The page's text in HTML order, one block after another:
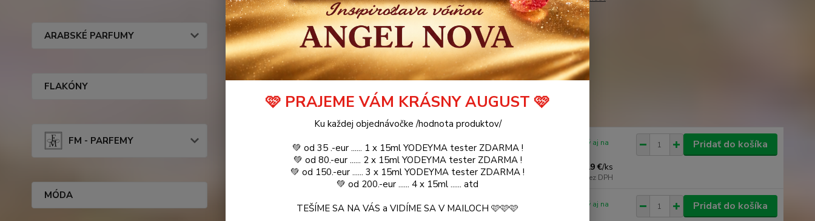
ARABSKÉ PARFUMY
FLAKÓNY
FM - PARFEMY
MÓDA
Do obľúbených
Podobné produkty
KLEIN - Ck One .. 50ml
19 €/ks
bez DPH
ihneď k odoslaniu / dostupný aj na
Pridať do košíka
AGUA FRESCA - UNISEX / Inšpirovaná CALVIN
KLEIN - Ck One .. 15ml
ihneď k odoslaniu / dostupný aj na
Pridať do košíka
🩷 PRAJEME VÁM KRÁSNY AUGUST 🩷
Ku každej objednávočke /hodnota produktov/
💚 od 35 .-eur ...... 1 x 15ml YODEYMA tester ZDARMA !
💚 od 80.-eur ...... 2 x 15ml YODEYMA tester ZDARMA !
💚 od 150.-eur ...... 3 x 15ml YODEYMA tester ZDARMA !
💚 od 200.-eur ...... 4 x 15ml ...... atd
TEŠÍME SA NA VÁS a VIDÍME SA V MAILOCH 🩷🩷🩷